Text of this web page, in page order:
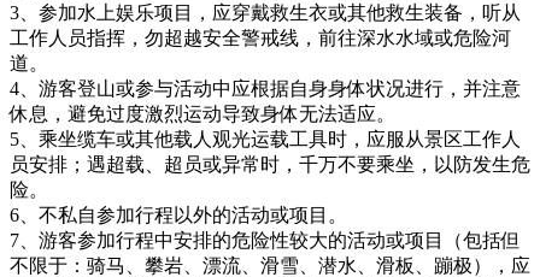
3、参加水上娱乐项目，应穿戴救生衣或其他救生装备，听从
工作人员指挥，勿超越安全警戒线，前往深水水域或危险河
道。
4、游客登山或参与活动中应根据自身身体状况进行，并注意
休息，避免过度激烈运动导致身体无法适应。
5、乘坐缆车或其他载人观光运载工具时，应服从景区工作人
员安排；遇超载、超员或异常时，千万不要乘坐，以防发生危
险。
6、不私自参加行程以外的活动或项目。
7、游客参加行程中安排的危险性较大的活动或项目（包括但
不限于：骑马、攀岩、漂流、滑雪、潜水、滑板、蹦极），应